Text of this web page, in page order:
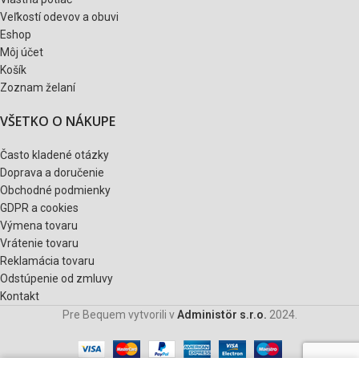
Veľkostí odevov a obuvi
Eshop
Môj účet
Košík
Zoznam želaní
VŠETKO O NÁKUPE
Často kladené otázky
Doprava a doručenie
Obchodné podmienky
GDPR a cookies
Výmena tovaru
Vrátenie tovaru
Reklamácia tovaru
Odstúpenie od zmluvy
Kontakt
Pre Bequem vytvorili vAdministör s.r.o. 2024.